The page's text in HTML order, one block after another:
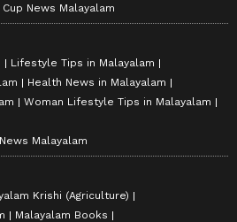
News Malayalam
Lifestyle Tips in Malayalam
Health News in Malayalam
Woman Lifestyle Tips in Malayalam
Malayalam
Krishi (Agriculture)
Malayalam Books